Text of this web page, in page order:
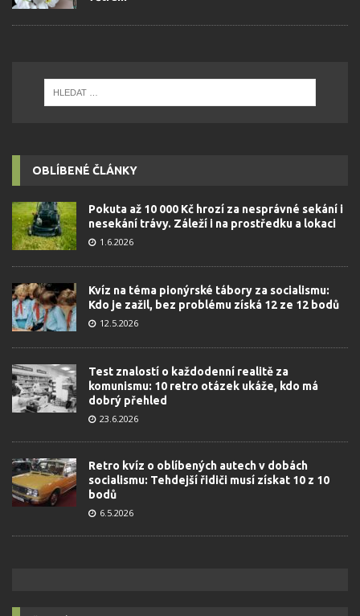
OBLÍBENÉ ČLÁNKY
Pokuta až 10 000 Kč hrozí za nesprávné sekání i
nesekání trávy. Záleží i na prostředku a lokaci
1.6.2026
Kvíz na téma pionýrské tábory za socialismu:
Kdo je zažil, bez problému získá 12 ze 12 bodů
12.5.2026
Test znalostí o každodenní realitě za
komunismu: 10 retro otázek ukáže, kdo má
dobrý přehled
23.6.2026
Retro kvíz o oblíbených autech v dobách
socialismu: Tehdejší řidiči musí získat 10 z 10
bodů
6.5.2026